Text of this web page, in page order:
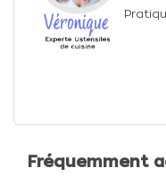
Fréquemment